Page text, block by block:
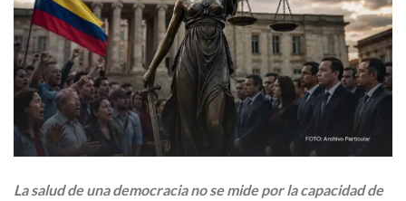
La salud de una democracia no se mide por la capacidad de